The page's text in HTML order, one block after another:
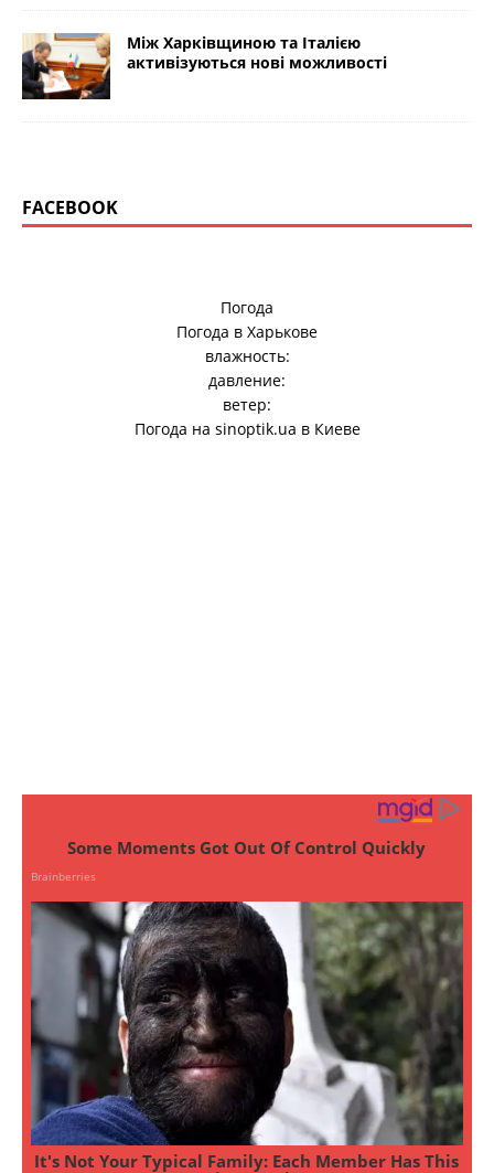
Між Харківщиною та Італією
активізуються нові можливості
FACEBOOK
Погода
Погода в Харькове
влажность:
давление:
ветер:
Погода на sinoptik.ua в Киеве